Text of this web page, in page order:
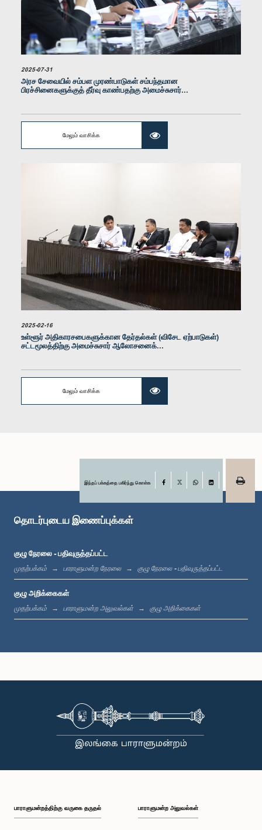
கௌரவ சமிந்த லலித் குமார, பா.உ.
உறுப்பினர்
கௌரவ அஜந்த கம்மெத்தெகே, பா.உ.
உறுப்பினர்
கௌரவ (திருமதி) சமன்மலீ குணசிங்ஹ, பா.உ.
கௌரவ தர்மப்பிரிய திசாநாயக்க, பா.உ.
உறுப்பினர்
கௌரவ நிஷாந்த பெரேரா, பா.உ.
2025-07-31
அரச சேவையில் சம்பள முரண்பாடுகள் சம்பந்தமான
பிரச்சினைகளுக்குத் தீர்வு காண்பதற்கு அமைச்சுசார்...
மேலும் வாசிக்க
2025-02-16
உள்ளூர் அதிகாரசபைகளுக்கான தேர்தல்கள் (விசேட ஏற்பாடுகள்)
சட்டமூலத்திற்கு அமைச்சுசார் ஆலோசனைக்...
மேலும் வாசிக்க
இந்தப் பக்கத்தை பகிர்ந்து கொள்க Facebook
LinkedIn
தொடர்புடைய இணைப்புக்கள்
குழு நேரலை - பதிவுருத்தப்பட்ட
முதற்பக்கம் பாராளுமன்ற நேரலை குழு நேரலை - பதிவுருத்தப்பட்ட
குழு அறிக்கைகள்
முதற்பக்கம் பாராளுமன்ற அலுவல்கள் குழு அறிக்கைகள்
பாராளுமன்றத்திற்கு வருகை தருதல் பாராளுமன்ற அலுவல்கள்